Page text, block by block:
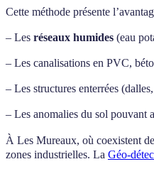
Cette méthode présente
– Les réseaux humides (eau
– Les canalisations en PVC,
– Les structures enterrées
– Les anomalies du sol pouvant
À Les Mureaux, où coexistent
zones industrielles. La Géo-